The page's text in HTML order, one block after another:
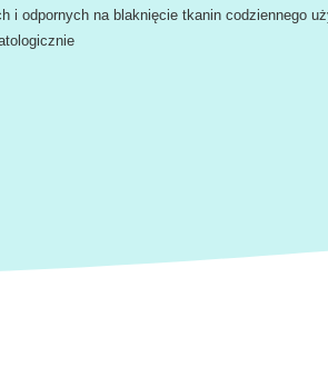
i odpornych na blaknięcie tkanin codziennego